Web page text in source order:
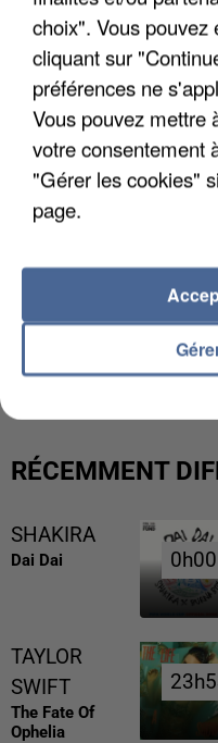
L’UN DES
MAFIA INTERPELLÉ
RÉCEMMENT
SHAKIRA
Dai Dai 0h00
0h00
TAYLOR
SWIFT
The Fate Of
Ophelia
choix". Vous pouvez
cliquant sur
préférences ne
Vous pouvez mettre
votre consentement
"Gérer les cookies"
page.